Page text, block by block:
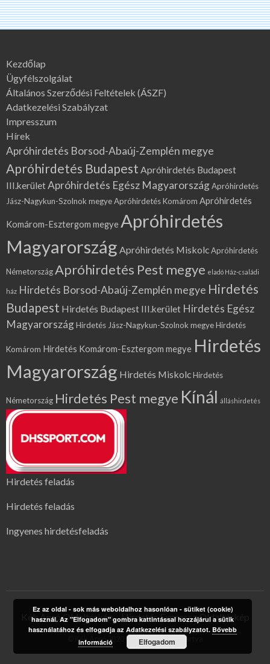
Kezdőlap
Ügyfélszolgálat
Általános Szerződési Feltételek (ÁSZF)
Adatkezelési Szabályzat
Impresszum
Hírek
Apróhirdetés Borsod-Abaúj-Zemplén megye
Apróhirdetés Budapest Apróhirdetés Budapest
III.kerületApróhirdetés Egész MagyarországApróhirdetés
Jász-Nagykun-Szolnok megyeApróhirdetés Komárom Apróhirdetés
Komárom-Esztergom megye Apróhirdetés
Magyarország Apróhirdetés MiskolcApróhirdetés
NémetországApróhirdetés Pest megye eladó Ház-családi
ház Hirdetés Borsod-Abaúj-Zemplén megye Hirdetés
Budapest Hirdetés Budapest III.kerület Hirdetés Egész
MagyarországHirdetés Jász-Nagykun-Szolnok megyeHirdetés
Komárom Hirdetés Komárom-Esztergom megye Hirdetés
Magyarország Hirdetés MiskolcHirdetés
Németország Hirdetés Pest megye Kínál álláshirdetés
Hirdetés feladás
Hirdetés feladás
Ingyenes hirdetésfeladás
Kék Apró Oldaltérkép Hirdetés Expressz Oldaltérkép
© Kék Apró 2020 | Minden jog fenntartva
Ez az oldal - sok más weboldalhoz hasonlóan - sütiket (cookie)
használ. Az "Elfogadom" gombra kattintással hozzájárul a sütik
használatához és elfogadja az Adatkezelési szabályzatot.Bővebb
információ
Elfogadom